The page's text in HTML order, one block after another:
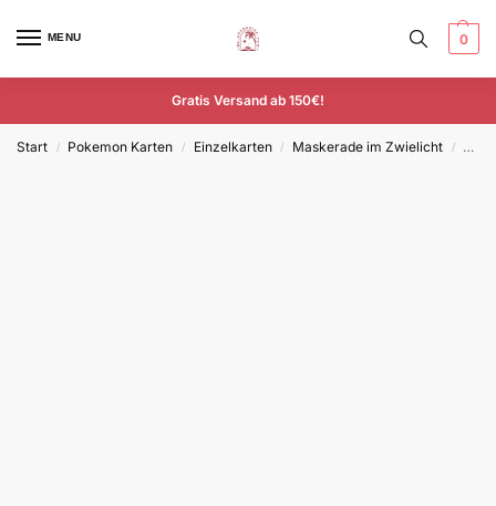
MENU 0
Gratis Versand ab 150€!
Start / Pokemon Karten / Einzelkarten / Maskerade im Zwielicht /